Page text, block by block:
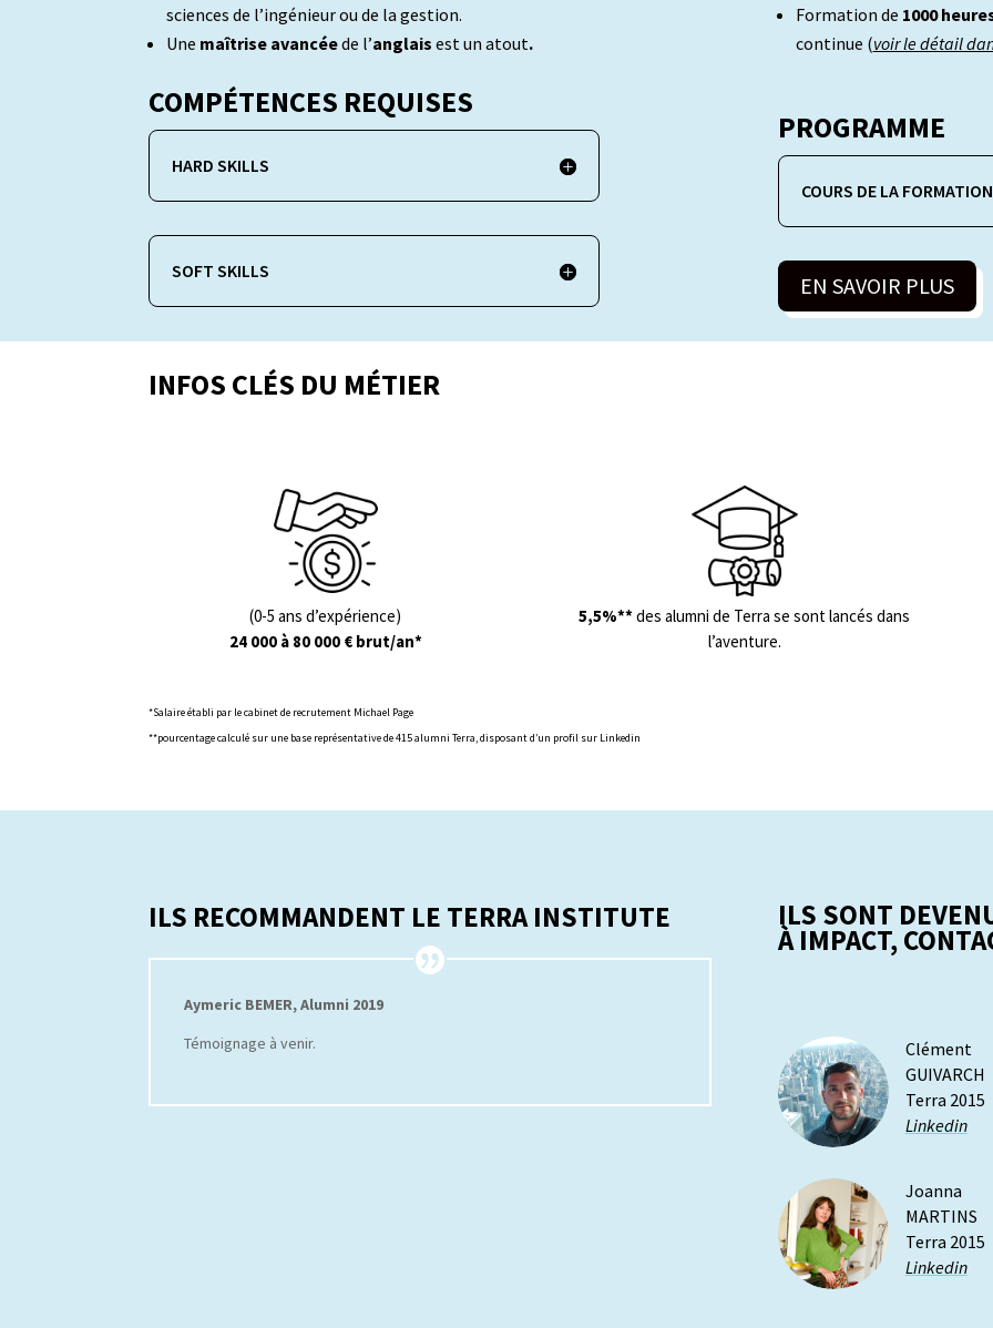
sciences de l’ingénieur ou de la gestion.
Une maîtrise avancéede l’anglais est un atout.
COMPÉTENCES REQUISES
HARD SKILLS
SOFT SKILLS
Formation de 1000
continue (voir le détail
PROGRAMME
COURS DE LA FORMATION
EN SAVOIR PLUS
INFOS CLÉS DU MÉTIER
(0-5 ans d’expérience)
24 000 à 80 000 € brut/an*
5,5%**des alumni de Terra se sont lancés dans
l’aventure.
*Salaire établi par le cabinet de recrutement Michael Page
**pourcentage calculé sur une base représentative de 415 alumni Terra, disposant d’un profil sur Linkedin
ILS RECOMMANDENT LE TERRA INSTITUTE
Aymeric BEMER, Alumni 2019
Témoignage à venir.
ILS SONT
À IMPACT,
Clément
GUIVARCH
Terra 2015
Linkedin
Joanna
MARTINS
Terra 2015
Linkedin